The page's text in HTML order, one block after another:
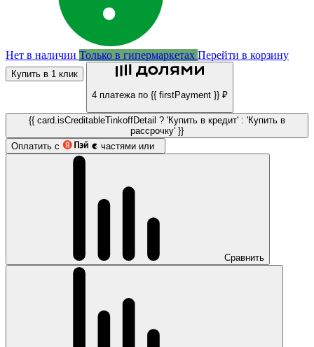
Нет в наличии Только в гипермаркетах Перейти в корзину
Купить в 1 клик
4 платежа по {{ firstPayment }} ₽
{{ card.isCreditableTinkoffDetail ? 'Купить в кредит' : 'Купить в
рассрочку' }}
Оплатить с
частями или
Сравнить